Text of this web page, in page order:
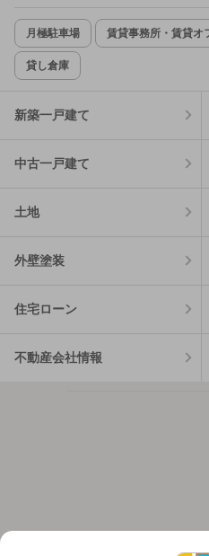
月極駐車場 賃貸事務所・賃貸オ
貸し倉庫
新築一戸建て
中古一戸建て
土地
外壁塗装
住宅ローン
不動産会社情報